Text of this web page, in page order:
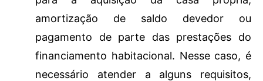
amortização de saldo devedor ou
pagamento de parte das prestações do
financiamento habitacional. Nesse caso, é
necessário atender a alguns requisitos,